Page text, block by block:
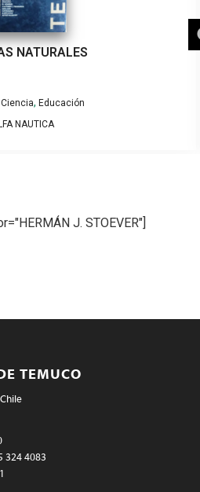
NATURALES
Ciencia, Educación
NAUTICA
J. STOEVER"]
TEMUCO
324 4083